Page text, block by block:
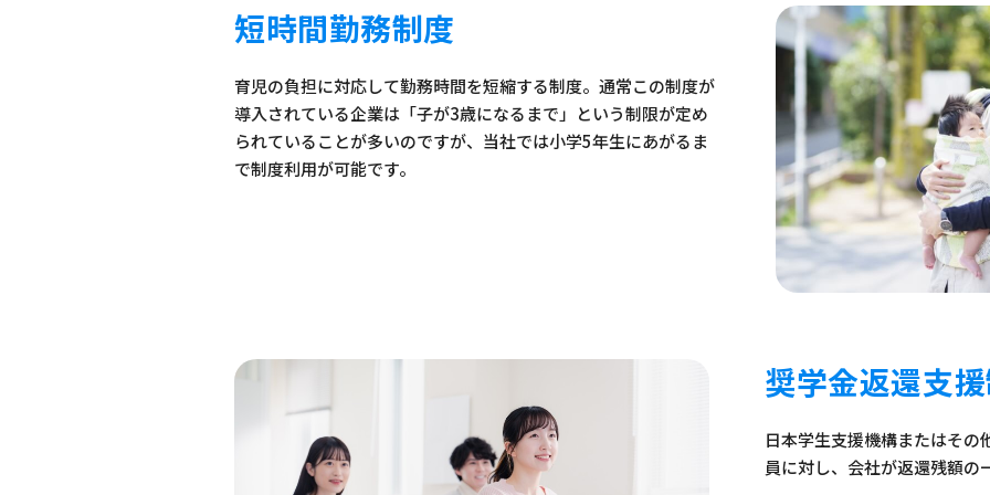
短時間勤務制度
育児の負担に対応して勤務時間を短縮する制度。通常この制度が
導入されている企業は「子が3歳になるまで」という制限が定め
られていることが多いのですが、当社では小学5年生にあがるま
で制度利用が可能です。
奨学金返還支
日本学生支援機構またはそ
員に対し、会社が返還残額の